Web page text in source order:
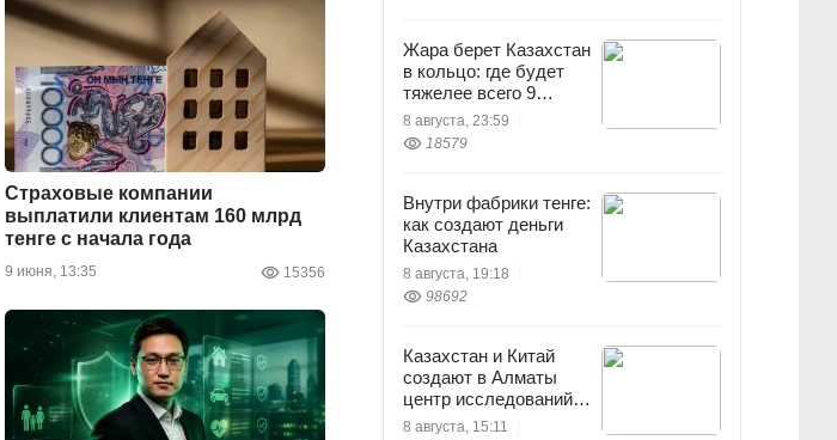
Страховые компании
выплатили клиентам 160 млрд
тенге с начала года
9 июня, 13:35 15356
Жара берет Казахстан
в кольцо: где будет
тяжелее всего 9
августа
8 августа, 23:59
18579
Внутри фабрики тенге:
как создают деньги
Казахстана
8 августа, 19:18
98692
Казахстан и Китай
создают в Алматы
центр исследований
землетрясений
8 августа, 15:11